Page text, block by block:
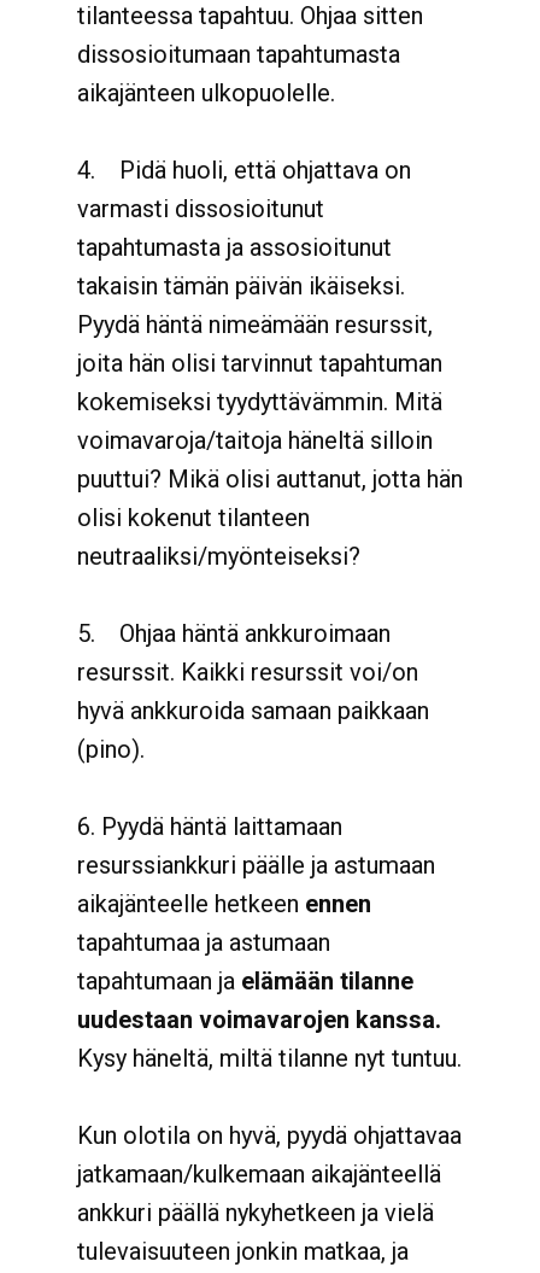
tilanteessa tapahtuu. Ohjaa sitten
dissosioitumaan tapahtumasta
aikajänteen ulkopuolelle.
4. Pidä huoli, että ohjattava on
varmasti dissosioitunut
tapahtumasta ja assosioitunut
takaisin tämän päivän ikäiseksi.
Pyydä häntä nimeämään resurssit,
joita hän olisi tarvinnut tapahtuman
kokemiseksi tyydyttävämmin. Mitä
voimavaroja/taitoja häneltä silloin
puuttui? Mikä olisi auttanut, jotta hän
olisi kokenut tilanteen
neutraaliksi/myönteiseksi?
5. Ohjaa häntä ankkuroimaan
resurssit. Kaikki resurssit voi/on
hyvä ankkuroida samaan paikkaan
(pino).
6. Pyydä häntä laittamaan
resurssiankkuri päälle ja astumaan
aikajänteelle hetkeen ennen
tapahtumaa ja astumaan
tapahtumaan ja elämään tilanne
uudestaan voimavarojen kanssa.
Kysy häneltä, miltä tilanne nyt tuntuu.
Kun olotila on hyvä, pyydä ohjattavaa
jatkamaan/kulkemaan aikajänteellä
ankkuri päällä nykyhetkeen ja vielä
tulevaisuuteen jonkin matkaa, ja